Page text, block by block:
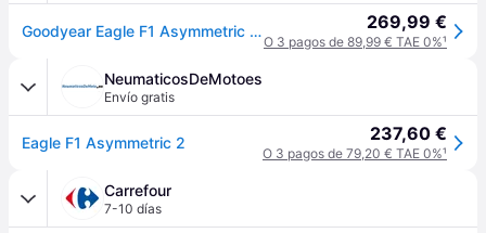
Goodyear Eagle F1 Asymmetric 2 ( 265/50 R19 110Y XL EVR, MGT, SUV, con protector de llanta (MFS) ) 269,99 €
O 3 pagos de 89,99 € TAE 0%¹
NeumaticosDeMotoes
Envío gratis
Eagle F1 Asymmetric 2 237,60 €
O 3 pagos de 79,20 € TAE 0%¹
Carrefour
7-10 días